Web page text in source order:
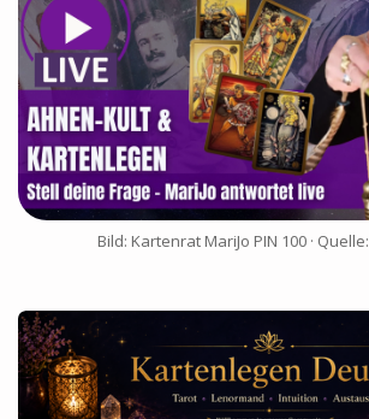
Bild: Kartenrat MariJo PIN 100 · Quelle: